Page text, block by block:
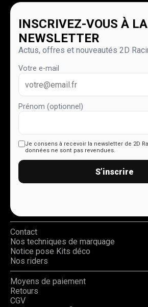
INSCRIVEZ-VOUS À LA
NEWSLETTER
Actus, offres et nouveautés 2D
Votre e-mail
Prénom (optionnel)
Je consens à recevoir la newsletter de 2D
données ne sont pas revendues.
S’inscrire
Contact
Nos techniques de marquage
Notice pose Kits déco
Nos riders
Moyens de paiement
Retours
CGV